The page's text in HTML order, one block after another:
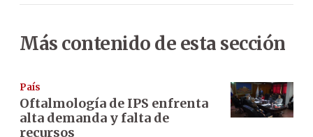
Más contenido de esta sección
País
Oftalmología de IPS enfrenta
alta demanda y falta de
recursos